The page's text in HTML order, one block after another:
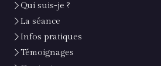
Qui suis-je ?
La séance
Infos pratiques
Témoignages